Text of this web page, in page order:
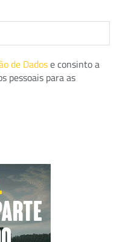
de Dadose consinto a
pessoais para as